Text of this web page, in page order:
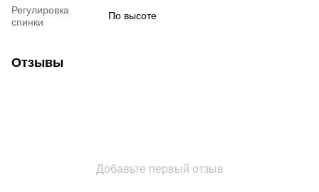
Регулировка
спинки
По высоте
Отзывы
Добавьте первый отзыв